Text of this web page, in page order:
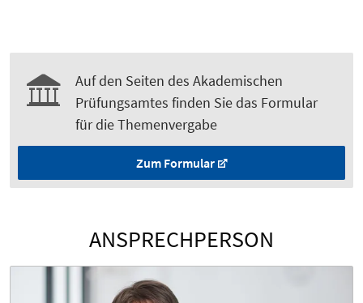
Auf den Seiten des Akademischen
Prüfungsamtes finden Sie das Formular
für die Themenvergabe
Zum Formular
ANSPRECHPERSON